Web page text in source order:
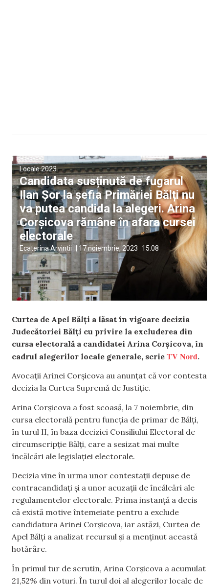
Locale 2023
Candidata susținută de fugarul
Ilan Șor la șefia Primăriei Bălți nu
va putea candida la alegeri. Arina
Corșicova rămâne în afara cursei
electorale
Ecaterina Arvintii 17 noiembrie, 2023 15:08
Curtea de Apel Bălți a lăsat în vigoare decizia
Judecătoriei Bălți cu privire la excluderea din
cursa electorală a candidatei Arina Corșicova, în
cadrul alegerilor locale generale, scrie TV Nord.
Avocații Arinei Corșicova au anunțat că vor contesta
decizia la Curtea Supremă de Justiție.
Arina Corșicova a fost scoasă, la 7 noiembrie, din
cursa electorală pentru funcția de primar de Bălți,
în turul II, în baza deciziei Consiliului Electoral de
circumscripție Bălți, care a sesizat mai multe
încălcări ale legislației electorale.
Decizia vine în urma unor contestații depuse de
contracandidați și a unor acuzații de încălcări ale
regulamentelor electorale. Prima instanță a decis
că există motive întemeiate pentru a exclude
candidatura Arinei Corșicova, iar astăzi, Curtea de
Apel Bălți a analizat recursul și a menținut această
hotărâre.
În primul tur de scrutin, Arina Corșicova a acumulat
21,52% din voturi. În turul doi al alegerilor locale de